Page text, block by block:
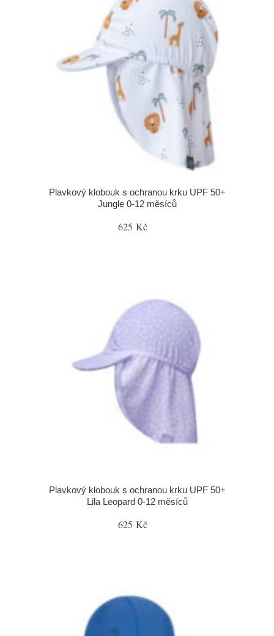
Plavkový klobouk s ochranou krku UPF 50+
Jungle 0-12 měsíců
625 Kč
Plavkový klobouk s ochranou krku UPF 50+
Lila Leopard 0-12 měsíců
625 Kč